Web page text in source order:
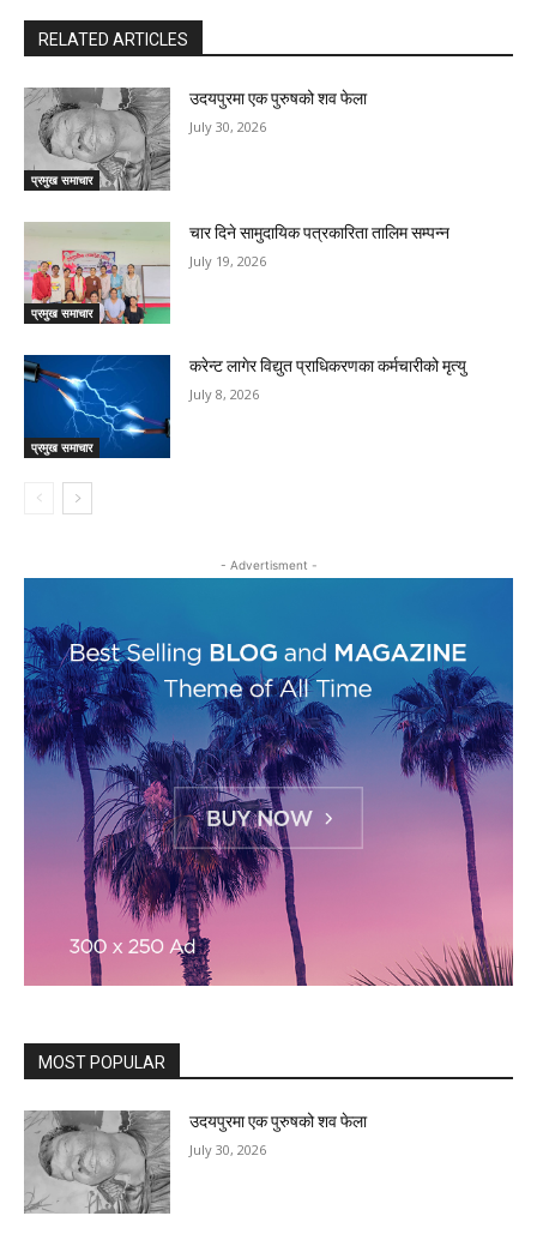
RELATED ARTICLES
प्रमुख समाचार
उदयपुरमा एक पुरुषको शव फेला
July 30, 2026
प्रमुख समाचार
चार दिने सामुदायिक पत्रकारिता तालिम सम्पन्न
July 19, 2026
प्रमुख समाचार
करेन्ट लागेर विद्युत प्राधिकरणका कर्मचारीको मृत्यु
July 8, 2026
- Advertisment -
MOST POPULAR
उदयपुरमा एक पुरुषको शव फेला
July 30, 2026